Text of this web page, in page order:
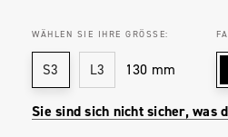
WÄHLEN SIE IHRE GRÖSSE:
S3 L3 130 mm
Sie sind sich nicht sicher, was